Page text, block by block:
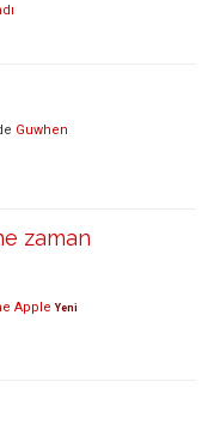
Guwhen
zaman
Apple Yeni